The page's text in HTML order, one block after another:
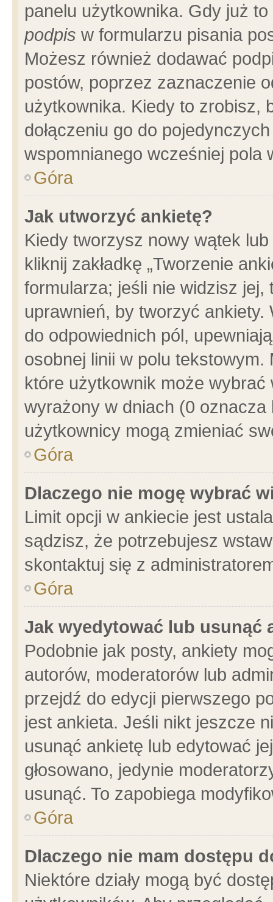
panelu użytkownika. Gdy już
podpis w formularzu pisania
Możesz również dodawać
postów, poprzez zaznaczenie
użytkownika. Kiedy to zrobisz,
dołączeniu go do
wspomnianego wcześniej pola
Góra
Jak utworzyć ankietę?
Kiedy tworzysz nowy wątek
kliknij zakładkę „Tworzenie
formularza; jeśli nie widzisz
uprawnień, by tworzyć ankiety.
do odpowiednich pól,
osobnej linii w polu
które użytkownik może
wyrażony w dniach (0
użytkownicy mogą zmieniać
Góra
Dlaczego nie mogę wybrać
Limit opcji w ankiecie jest
sądzisz, że potrzebujesz
skontaktuj się z
Góra
Jak wyedytować lub usunąć
Podobnie jak posty, ankiety
autorów, moderatorów lub
przejdź do edycji pierwszego
jest ankieta. Jeśli nikt jeszcze
usunąć ankietę lub edytować
głosowano, jedynie
usunąć. To zapobiega
Góra
Dlaczego nie mam dostępu
Niektóre działy mogą być